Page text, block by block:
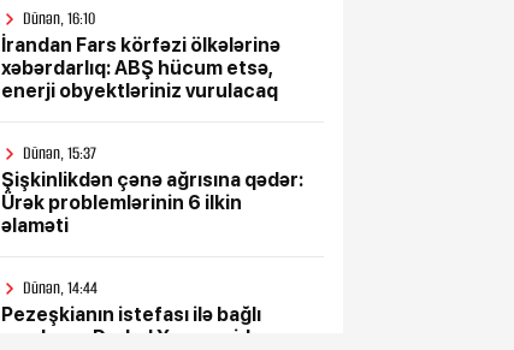
Dünən, 16:10
İrandan Fars körfəzi ölkələrinə
xəbərdarlıq: ABŞ hücum etsə,
enerji obyektləriniz vurulacaq
Dünən, 15:37
Şişkinlikdən çənə ağrısına qədər:
Ürək problemlərinin 6 ilkin
əlaməti
Dünən, 14:44
Pezeşkianın istefası ilə bağlı
açıqlama: Dərhal Xameneidən